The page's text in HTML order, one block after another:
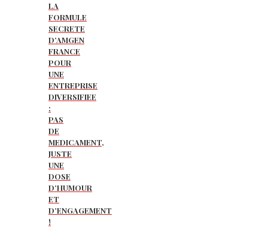
LA
FORMULE
SECRETE
D’AMGEN
FRANCE
POUR
UNE
ENTREPRISE
DIVERSIFIEE
:
PAS
DE
MEDICAMENT,
JUSTE
UNE
DOSE
D’HUMOUR
ET
D’ENGAGEMENT
!